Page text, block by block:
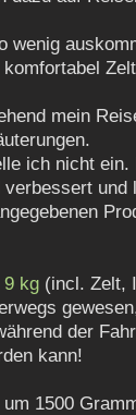
wenig
mein
ich nicht ein.
verbessert und
9 kg (incl. Zelt,
der
kann!
1500